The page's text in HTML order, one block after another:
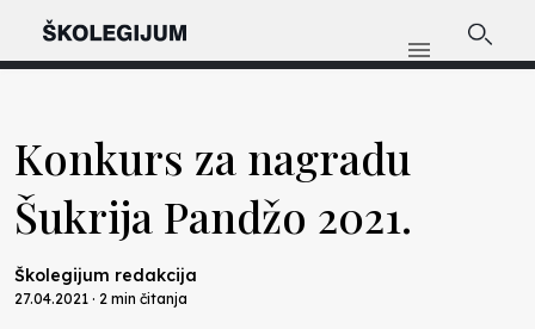
Konkurs za nagradu
Šukrija Pandžo 2021.
Školegijum redakcija
27.04.2021 · 2 min čitanja